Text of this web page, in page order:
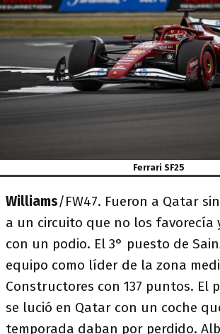
Ferrari SF25
Williams/FW47. Fueron a Qatar
a un circuito que no los favorecía
con un podio. El 3° puesto de
equipo como líder de la zona
Constructores con 137 puntos. El
se lució en Qatar con un coche
temporada daban por perdido.